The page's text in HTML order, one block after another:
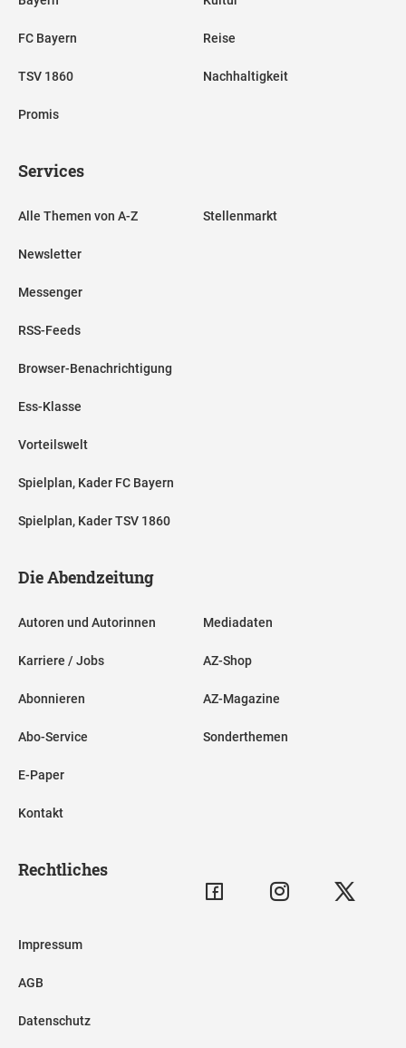
FC Bayern
TSV 1860
Promis
Reise
Nachhaltigkeit
Services
Alle Themen von A-Z
Newsletter
Messenger
RSS-Feeds
Browser-Benachrichtigung
Ess-Klasse
Vorteilswelt
Spielplan, Kader FC Bayern
Spielplan, Kader TSV 1860
Stellenmarkt
Die Abendzeitung
Autoren und Autorinnen
Karriere / Jobs
Abonnieren
Abo-Service
E-Paper
Kontakt
Mediadaten
AZ-Shop
AZ-Magazine
Sonderthemen
Rechtliches
Impressum
AGB
Datenschutz